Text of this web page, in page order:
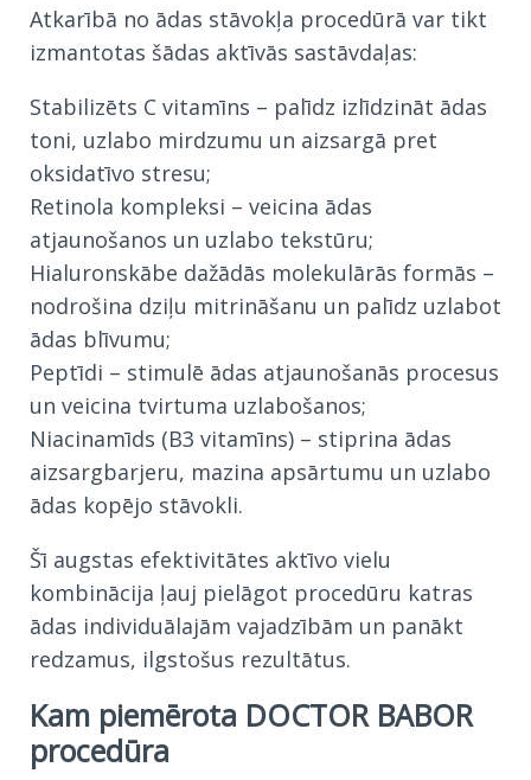
Atkarībā no ādas stāvokļa procedūrā var tikt
izmantotas šādas aktīvās sastāvdaļas:
Stabilizēts C vitamīns – palīdz izlīdzināt ādas
toni, uzlabo mirdzumu un aizsargā pret
oksidatīvo stresu;
Retinola kompleksi – veicina ādas
atjaunošanos un uzlabo tekstūru;
Hialuronskābe dažādās molekulārās formās –
nodrošina dziļu mitrināšanu un palīdz uzlabot
ādas blīvumu;
Peptīdi – stimulē ādas atjaunošanās procesus
un veicina tvirtuma uzlabošanos;
Niacinamīds (B3 vitamīns) – stiprina ādas
aizsargbarjeru, mazina apsārtumu un uzlabo
ādas kopējo stāvokli.
Šī augstas efektivitātes aktīvo vielu
kombinācija ļauj pielāgot procedūru katras
ādas individuālajām vajadzībām un panākt
redzamus, ilgstošus rezultātus.
Kam piemērota DOCTOR BABOR
procedūra